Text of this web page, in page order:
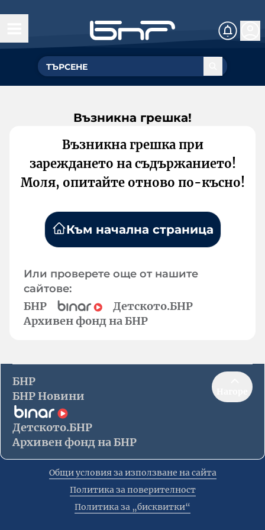
Възникна грешка!
Възникна грешка при
зареждането на съдържанието!
Моля, опитайте отново по-късно!
Към начална страница
Или проверете още от нашите
сайтове:
БНР
Детското.БНР
Архивен фонд на БНР
БНР
БНР Новини
Детското.БНР
Архивен фонд на БНР
Общи условия за използване на сайта
Политика за поверителност
Политика за „бисквитки“